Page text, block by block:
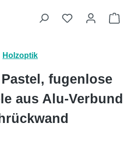
Du hast 0
Holzoptik
fugenlose
aus Alu-Verbund